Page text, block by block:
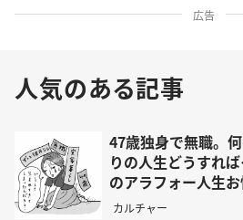
広告
人気のある記事
47歳独身で無職。
りの人生どうすれ
のアラフォー人生
カルチャー